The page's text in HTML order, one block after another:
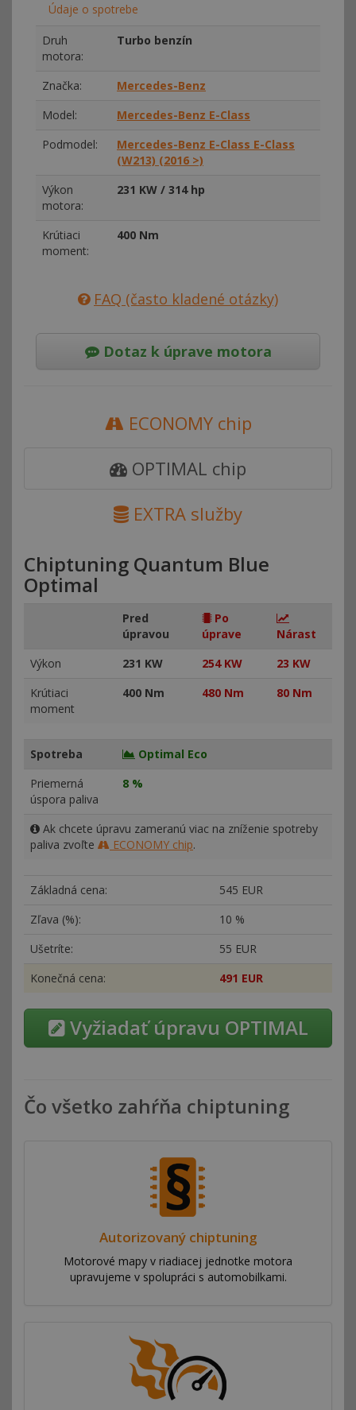
Údaje o spotrebe
Druh
motora:
Turbo benzín
Značka:
Mercedes-Benz
Model:
Mercedes-Benz E-Class
Podmodel:
Mercedes-Benz E-Class E-Class
(W213) (2016 >)
Výkon
motora:
231 KW / 314 hp
Krútiaci
moment:
400 Nm
FAQ (často kladené otázky)
Dotaz k úprave motora
ECONOMY chip
OPTIMAL chip
EXTRA služby
Chiptuning Quantum Blue
Optimal
Pred
úpravou
Po
úprave
Nárast
Výkon
231 KW 254 KW
23 KW
Krútiaci
moment
400 Nm 480 Nm 80 Nm
Spotreba
Optimal Eco
Priemerná
úspora paliva
8 %
Ak chcete úpravu zameranú viac na zníženie spotreby
paliva zvoľte
ECONOMY chip.
Základná cena:
545 EUR
Zľava (%):
10 %
Ušetríte:
55 EUR
Konečná cena:
491 EUR
Vyžiadať úpravu OPTIMAL
Čo všetko zahŕňa chiptuning
Autorizovaný chiptuning
Motorové mapy v riadiacej jednotke motora
upravujeme v spolupráci s automobilkami.